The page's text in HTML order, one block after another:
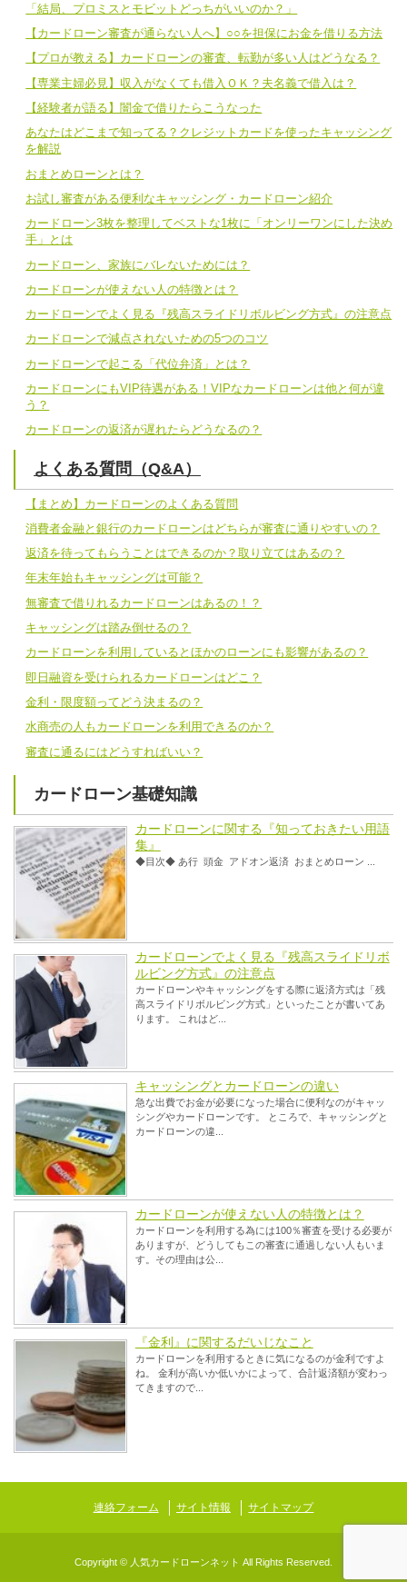
「結局、プロミスとモビットどっちがいいのか？」
【カードローン審査が通らない人へ】○○を担保にお金を借りる方法
【プロが教える】カードローンの審査、転勤が多い人はどうなる？
【専業主婦必見】収入がなくても借入ＯＫ？夫名義で借入は？
【経験者が語る】闇金で借りたらこうなった
あなたはどこまで知ってる？クレジットカードを使ったキャッシング
を解説
おまとめローンとは？
お試し審査がある便利なキャッシング・カードローン紹介
カードローン3枚を整理してベストな1枚に「オンリーワンにした決め
手」とは
カードローン、家族にバレないためには？
カードローンが使えない人の特徴とは？
カードローンでよく見る『残高スライドリボルビング方式』の注意点
カードローンで減点されないための5つのコツ
カードローンで起こる「代位弁済」とは？
カードローンにもVIP待遇がある！VIPなカードローンは他と何が違
う？
カードローンの返済が遅れたらどうなるの？
よくある質問（Q&A）
【まとめ】カードローンのよくある質問
消費者金融と銀行のカードローンはどちらが審査に通りやすいの？
返済を待ってもらうことはできるのか？取り立てはあるの？
年末年始もキャッシングは可能？
無審査で借りれるカードローンはあるの！？
キャッシングは踏み倒せるの？
カードローンを利用しているとほかのローンにも影響があるの？
即日融資を受けられるカードローンはどこ？
金利・限度額ってどう決まるの？
水商売の人もカードローンを利用できるのか？
審査に通るにはどうすればいい？
カードローン基礎知識
カードローンに関する『知っておきたい用語
集』
◆目次◆ あ行 頭金 アドオン返済 おまとめローン ...
カードローンでよく見る『残高スライドリボ
ルビング方式』の注意点
カードローンやキャッシングをする際に返済方式は「残
高スライドリボルビング方式」といったことが書いてあ
ります。 これはど...
キャッシングとカードローンの違い
急な出費でお金が必要になった場合に便利なのがキャッ
シングやカードローンです。 ところで、キャッシングと
カードローンの違...
カードローンが使えない人の特徴とは？
カードローンを利用する為には100％審査を受ける必要が
ありますが、どうしてもこの審査に通過しない人もいま
す。その理由は公...
『金利』に関するだいじなこと
カードローンを利用するときに気になるのが金利ですよ
ね。 金利が高いか低いかによって、合計返済額が変わっ
てきますので...
連絡フォーム サイト情報 サイトマップ
Copyright © 人気カードローンネット All Rights Reserved.